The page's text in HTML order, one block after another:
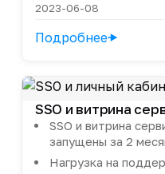
2023-06-08
Подробнее
SSO и витрина
SSO и витрина
запущены за 2
Нагрузка на